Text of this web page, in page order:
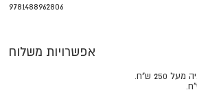
9781488962806
אפשרויות משלוח
250 ש"ח.